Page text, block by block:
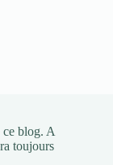
ce blog. A
toujours